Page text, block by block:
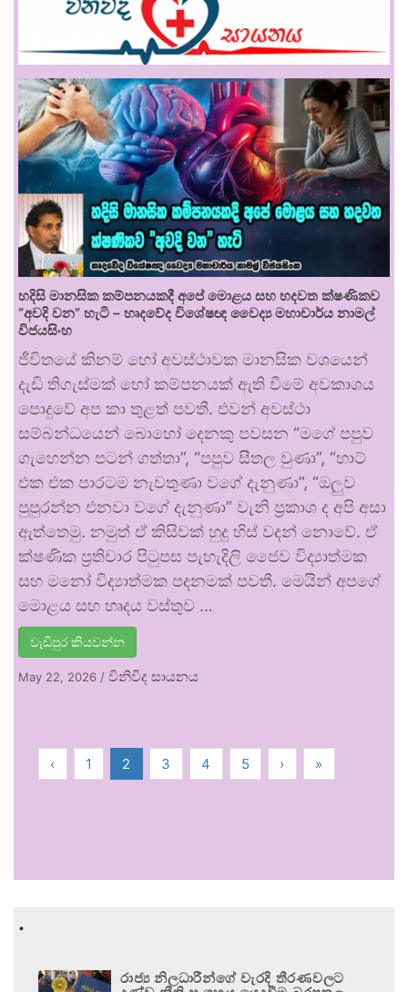
හදිසි මානසික කම්පනයකදී අපේ මොළය සහ හදවත ක්ෂණිකව
“අවදි වන” හැටි – හෘදවේද විශේෂඥ වෛද්‍ය මහාචාර්ය නාමල්
විජයසිංහ
ජීවිතයේ කිනම් හෝ අවස්ථාවක මානසික වශයෙන්
දැඩි තිගැස්මක් හෝ කම්පනයක් ඇති වීමේ අවකාශය
පොදුවේ අප කා තුළත් පවතී. එවන් අවස්ථා
සම්බන්ධයෙන් බොහෝ දෙනකු පවසන “මගේ පපුව
ගැහෙන්න පටන් ගත්තා”, “පපුව සීතල වුණා”, “හාට්
එක එක පාරටම නැවතුණා වගේ දැනුණා”, “ඔලුව
පුපුරන්න එනවා වගේ දැනුණා” වැනි ප්‍රකාශ ද අපි අසා
ඇත්තෙමු. නමුත් ඒ කිසිවක් හුදු හිස් වදන් නොවේ. ඒ
ක්ෂණික ප්‍රතිචාර පිටුපස පැහැදිලි ජෛව විද්‍යාත්මක
සහ මනෝ විද්‍යාත්මක පදනමක් පවතී. මෙයින් අපගේ
මොළය සහ හෘදය වස්තුව …
වැඩිපුර කියවන්න
May 22, 2026 / විනිවිද සායනය
‹ 1 2 3 4 5 › »
.
රාජ්‍ය නිලධාරීන්ගේ වැරදි තීරණවලට